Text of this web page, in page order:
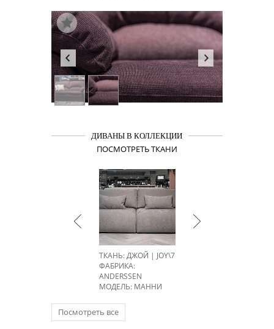
ДИВАНЫ В КОЛЛЕКЦИИ
ПОСМОТРЕТЬ ТКАНИ
ТКАНЬ: ДЖОЙ | JOY\7
ФАБРИКА:
ANDERSSEN
МОДЕЛЬ: МАННИ
Посмотреть все